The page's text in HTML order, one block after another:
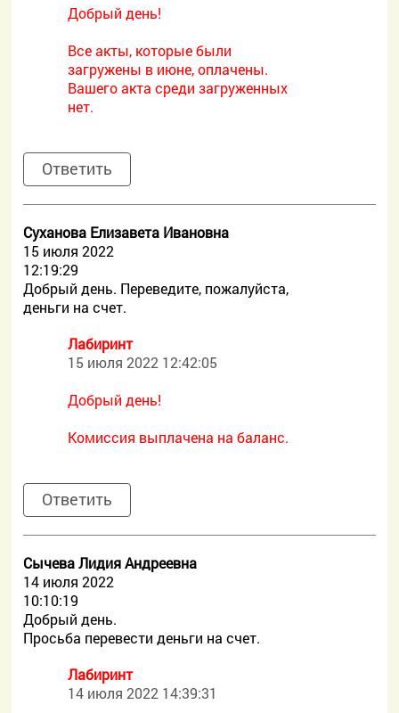
Добрый день!
Все акты, которые были
загружены в июне, оплачены.
Вашего акта среди загруженных
нет.
Ответить
Суханова Елизавета Ивановна
15 июля 2022
12:19:29
Добрый день. Переведите, пожалуйста,
деньги на счет.
Лабиринт
15 июля 2022 12:42:05
Добрый день!
Комиссия выплачена на баланс.
Ответить
Сычева Лидия Андреевна
14 июля 2022
10:10:19
Добрый день.
Просьба перевести деньги на счет.
Лабиринт
14 июля 2022 14:39:31